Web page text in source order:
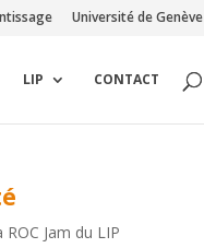
Université de Genève
LIP CONTACT
ROC Jam du LIP